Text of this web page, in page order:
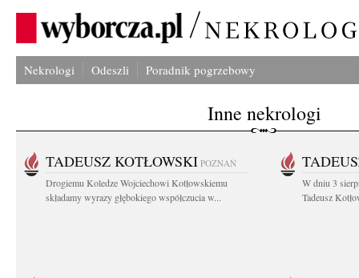
Nekrologi Odeszli Poradnik pogrzebowy
Inne nekrologi
TADEUSZ KOTŁOWSKI POZNAŃ
Drogiemu Koledze Wojciechowi Kotłowskiemu
składamy wyrazy głębokiego współczucia w...
W dniu 3
Tadeusz